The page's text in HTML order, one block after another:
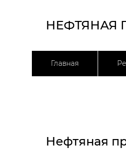
НЕФТЯНАЯ
Главная
Нефтяная